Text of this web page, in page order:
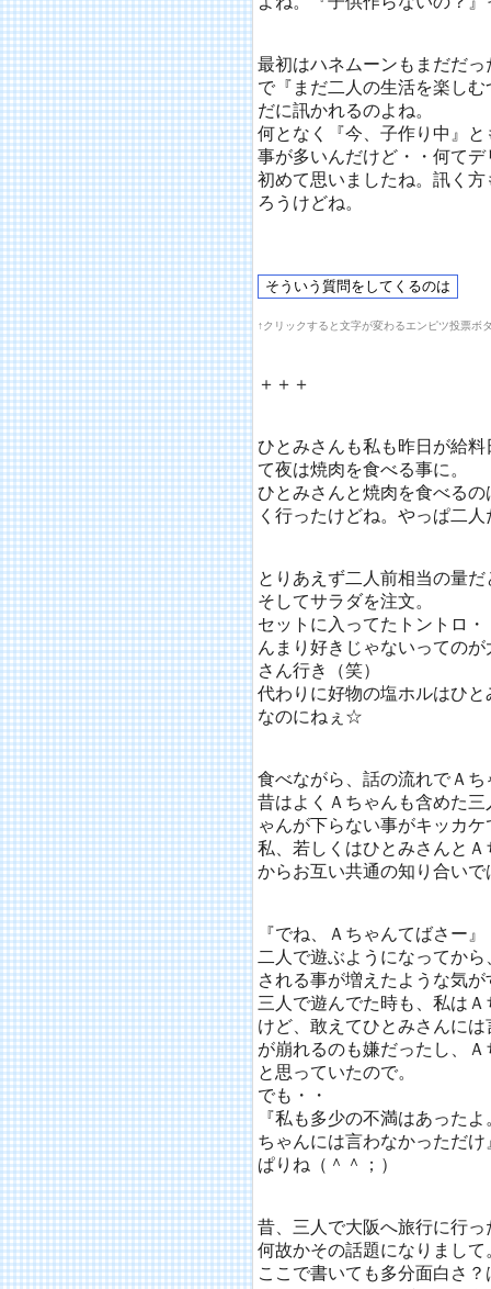
最初はハネムーンもまだだ
で『まだ二人の生活を楽し
だに訊かれるのよね。
何となく『今、子作り中』
事が多いんだけど・・何て
初めて思いましたね。訊く
ろうけどね。
↑クリックすると文字が変わるエンピツ投票ボ
＋＋＋
ひとみさんも私も昨日が給
て夜は焼肉を食べる事に。
ひとみさんと焼肉を食べる
く行ったけどね。やっぱ二
とりあえず二人前相当の量
そしてサラダを注文。
セットに入ってたトントロ
んまり好きじゃないっての
さん行き（笑）
代わりに好物の塩ホルはひ
なのにねぇ☆
食べながら、話の流れでＡ
昔はよくＡちゃんも含めた
ゃんが下らない事がキッカ
私、若しくはひとみさんと
からお互い共通の知り合いで
『でね、Ａちゃんてばさー』
二人で遊ぶようになってか
される事が増えたような気
三人で遊んでた時も、私は
けど、敢えてひとみさんに
が崩れるのも嫌だったし、
と思っていたので。
でも・・
『私も多少の不満はあった
ちゃんには言わなかっただ
ぱりね（＾＾；）
昔、三人で大阪へ旅行に行
何故かその話題になりまして
ここで書いても多分面白さ